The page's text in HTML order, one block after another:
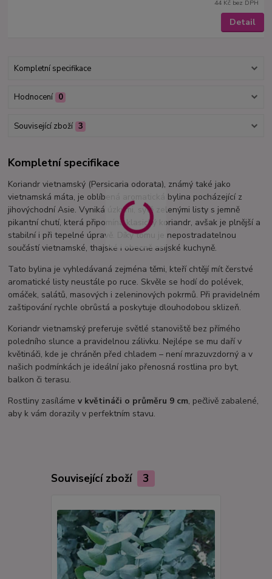
44 Kč bez DPH
Detail
Kompletní specifikace
Hodnocení 0
Související zboží 3
Kompletní specifikace
Koriandr vietnamský (Persicaria odorata), známý také jako
vietnamská máta, je oblíbená aromatická bylina pocházející z
jihovýchodní Asie. Vyniká úzkými, sytě zelenými listy s jemně
pikantní chutí, která připomíná klasický koriandr, avšak je plnější a
stabilní i při tepelné úpravě. Díky tomu je nepostradatelnou
součástí vietnamské, thajské i obecně asijské kuchyně.
Tato bylina je vyhledávaná zejména těmi, kteří chtějí mít čerstvé
aromatické listy neustále po ruce. Skvěle se hodí do polévek,
omáček, salátů, masových i zeleninových pokrmů. Při pravidelném
zaštipování rychle obrůstá a poskytuje dlouhodobou sklizeň.
Koriandr vietnamský preferuje světlé stanoviště bez přímého
poledního slunce a pravidelnou zálivku. Nejlépe se mu daří v
květináči, kde je chráněn před chladem – není mrazuvzdorný a v
našich podmínkách je ideální jako přenosná rostlina pro byt,
balkon či terasu.
Rostliny zasílámev květináči o průměru 9 cm, pečlivě zabalené,
aby k vám dorazily v perfektním stavu.
Související zboží 3